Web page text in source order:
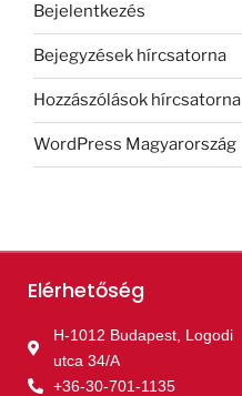
Bejelentkezés
Bejegyzések hírcsatorna
Hozzászólások hírcsatorna
WordPress Magyarország
Elérhetőség
H-1012 Budapest, Logodi
utca 34/A
+36-30-701-1135